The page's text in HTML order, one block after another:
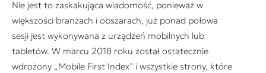
Nie jest to zaskakująca wiadomość, ponieważ w
większości branżach i obszarach, już ponad połowa
sesji jest wykonywana z urządzeń mobilnych lub
tabletów. W marcu 2018 roku został ostatecznie
wdrożony „Mobile First Index” i wszystkie strony, które